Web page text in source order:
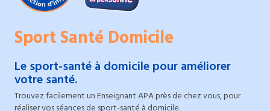
Sport Santé Domicile
Le sport-santé à domicile pour améliorer
votre santé.
Trouvez facilement un Enseignant APA près de chez vous, pour
réaliser vos séances de sport-santé à domicile.